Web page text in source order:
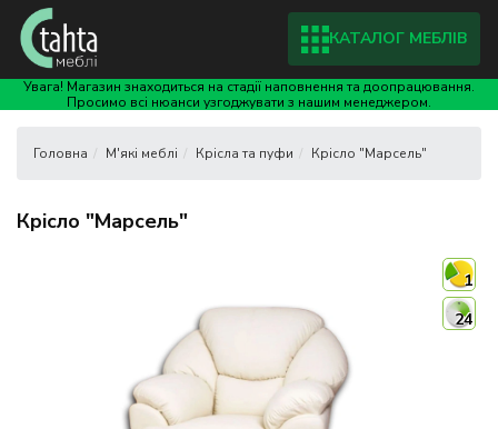
Увага! Магазин знаходиться на стадії наповнення та доопрацювання.
Просимо всі нюанси узгоджувати з нашим менеджером.
КАТАЛОГ МЕБЛІВ
М'які меблі Крісла та пуфи Крісло "Марсель"
Крісло "Марсель"
1
24